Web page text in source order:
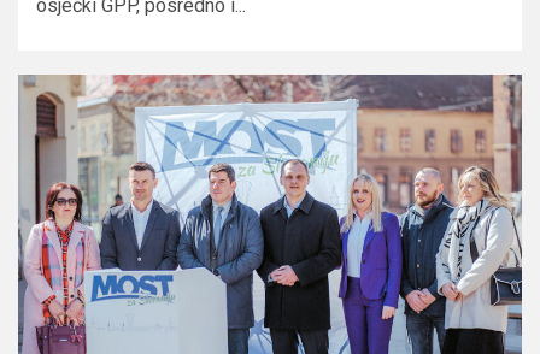
osječki GPP, posredno i...